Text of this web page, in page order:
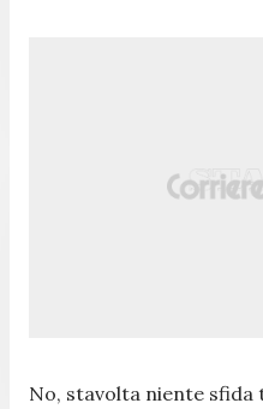
No, stavolta niente sfida